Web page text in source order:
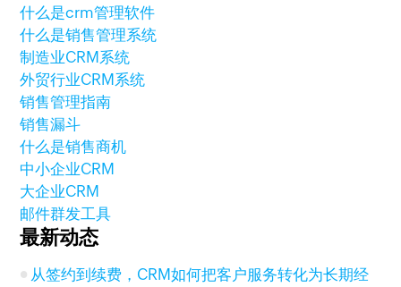
什么是crm管理软件
什么是销售管理系统
制造业CRM系统
外贸行业CRM系统
销售管理指南
销售漏斗
什么是销售商机
中小企业CRM
大企业CRM
邮件群发工具
最新动态
从签约到续费，CRM如何把客户服务转化为长期经